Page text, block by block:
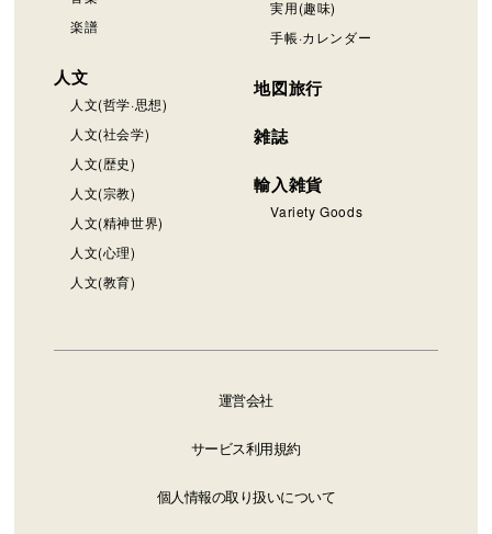
楽譜
人文
人文(哲学·思想)
人文(社会学)
人文(歴史)
人文(宗教)
人文(精神世界)
人文(心理)
人文(教育)
実用(趣味)
手帳·カレンダー
地図旅行
雑誌
輸入雑貨
Variety Goods
運営会社
サービス利用規約
個人情報の取り扱いについて